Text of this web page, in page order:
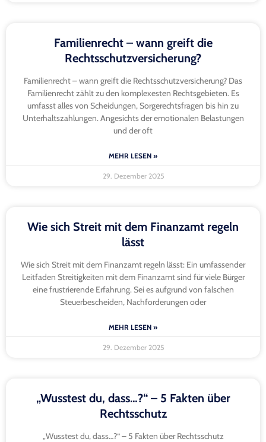
Familienrecht – wann greift die
Rechtsschutzversicherung?
Familienrecht – wann greift die Rechtsschutzversicherung? Das
Familienrecht zählt zu den komplexesten Rechtsgebieten. Es
umfasst alles von Scheidungen, Sorgerechtsfragen bis hin zu
Unterhaltszahlungen. Angesichts der emotionalen Belastungen
und der oft
MEHR LESEN »
29. Dezember 2025
Wie sich Streit mit dem Finanzamt regeln
lässt
Wie sich Streit mit dem Finanzamt regeln lässt: Ein umfassender
Leitfaden Streitigkeiten mit dem Finanzamt sind für viele Bürger
eine frustrierende Erfahrung. Sei es aufgrund von falschen
Steuerbescheiden, Nachforderungen oder
MEHR LESEN »
29. Dezember 2025
„Wusstest du, dass…?“ – 5 Fakten über
Rechtsschutz
„Wusstest du, dass…?“ – 5 Fakten über Rechtsschutz